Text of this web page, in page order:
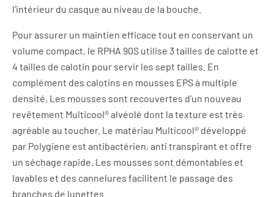
l’intérieur du casque au niveau de la bouche.
Pour assurer un maintien efficace tout en conservant un
volume compact, le RPHA 90S utilise 3 tailles de calotte et
4 tailles de calotin pour servir les sept tailles. En
complément des calotins en mousses EPS à multiple
densité, Les mousses sont recouvertes d’un nouveau
revêtement Multicool® alvéolé dont la texture est très
agréable au toucher. Le matériau Multicool® développé
par Polygiene est antibactérien, anti transpirant et offre
un séchage rapide. Les mousses sont démontables et
lavables et des cannelures facilitent le passage des
branches de lunettes.